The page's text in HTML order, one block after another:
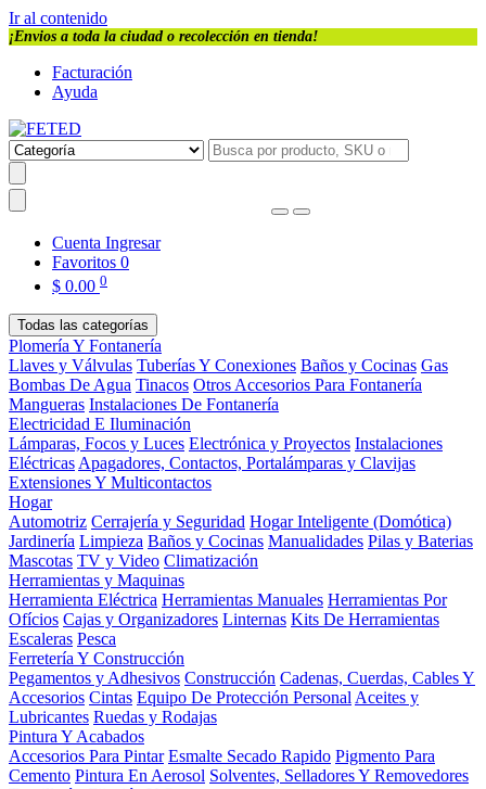
Ir al contenido
¡Envios a toda la ciudad o recolección en tienda!
Facturación
Ayuda
Cuenta Ingresar
Favoritos 0
$ 0.00 0
Todas las categorías
Plomería Y Fontanería
Llaves y Válvulas Tuberías Y Conexiones Baños y Cocinas Gas
Bombas De Agua Tinacos Otros Accesorios Para Fontanería
Mangueras Instalaciones De Fontanería
Electricidad E Iluminación
Lámparas, Focos y Luces Electrónica y Proyectos Instalaciones
Eléctricas Apagadores, Contactos, Portalámparas y Clavijas
Extensiones Y Multicontactos
Hogar
Automotriz Cerrajería y Seguridad Hogar Inteligente (Domótica)
Jardinería Limpieza Baños y Cocinas Manualidades Pilas y Baterias
Mascotas TV y Video Climatización
Herramientas y Maquinas
Herramienta Eléctrica Herramientas Manuales Herramientas Por
Ofícios Cajas y Organizadores Linternas Kits De Herramientas
Escaleras Pesca
Ferretería Y Construcción
Pegamentos y Adhesivos Construcción Cadenas, Cuerdas, Cables Y
Accesorios Cintas Equipo De Protección Personal Aceites y
Lubricantes Ruedas y Rodajas
Pintura Y Acabados
Accesorios Para Pintar Esmalte Secado Rapido Pigmento Para
Cemento Pintura En Aerosol Solventes, Selladores Y Removedores